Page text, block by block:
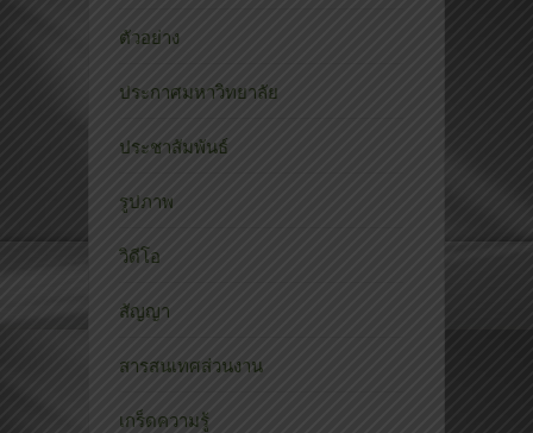
ตัวอย่าง
ประกาศมหาวิทยาลัย
ประชาสัมพันธ์
รูปภาพ
วิดีโอ
สัญญา
สารสนเทศส่วนงาน
เกร็ดความรู้